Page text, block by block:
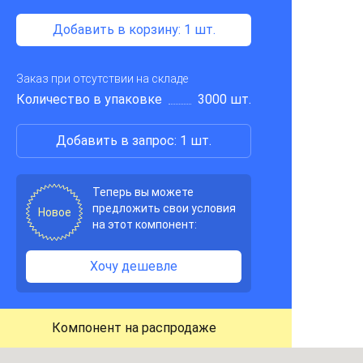
Добавить в корзину: 1 шт.
Заказ при отсутствии на складе
Количество в упаковке 3000 шт.
Добавить в запрос: 1 шт.
Новое
Теперь вы можете
предложить свои условия
на этот компонент:
Хочу дешевле
Компонент на распродаже